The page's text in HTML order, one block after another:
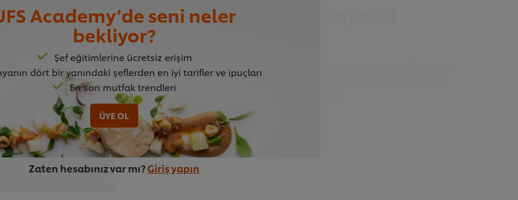
storage.
below.
2.Eğitim : Fiziksel ve Kimyasal
Tehlikeler
Hazırlık ve üretim aşamasında karşılaşabileceğiniz diğer tehlikeler ise
fiziksel tehlikeler , kimyasal tehlikeler ve haşerelerdir. Bu eğitimde bu
tehlikelere karşı alınan önlemleri inceleyeceğiz.
Academy’de seni neler
bekliyor?
Şef eğitimlerine ücretsiz erişim
dört bir yanındaki şeflerden en iyi tarifler ve ipuçları
En son mutfak trendleri
ÜYE OL
Zaten hesabınız var mı?Giriş yapın